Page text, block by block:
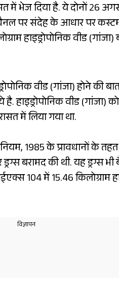
में भेज दिया है. ये दोनों 26
पर संदेह के आधार पर कस्टम
हाइड्रोपोनिक वीड
वीड (गांजा) होने की
वीड (गांजा)
में लिया गया था.
1985 के प्रावधानों के
बरामद की थी. यह ड्रग्स
में 15.46 किलोग्राम